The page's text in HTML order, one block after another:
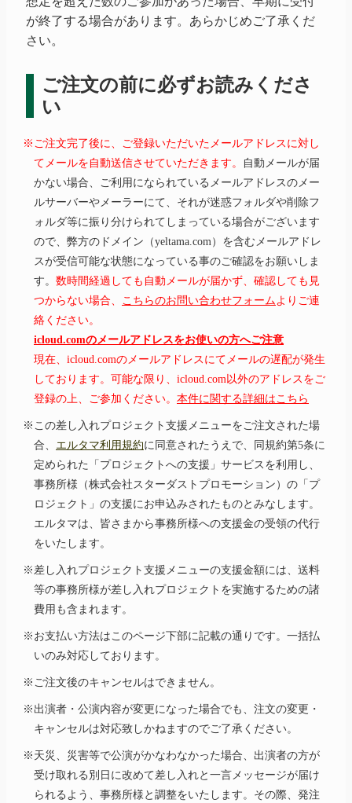
が終了する場合があります。あらかじめご了承くだ
さい。
ご注文の前に必ずお読みくださ
い
※ご注文完了後に、ご登録いただいたメールアドレスに対し
てメールを自動送信させていただきます。
自動メールが届
かない場合、ご利用になられているメールアドレスのメー
ルサーバーやメーラーにて、それが迷惑フォルダや削除フ
ォルダ等に振り分けられてしまっている場合がございます
ので、弊方のドメイン（yeltama.com）を含むメールアドレ
スが受信可能な状態になっている事のご確認をお願いしま
す。 数時間経過しても自動メールが届かず、確認しても見
つからない場合、
こちらのお問い合わせフォーム よりご連
絡ください。
icloud.comのメールアドレスをお使いの方へご注意
現在、icloud.comのメールアドレスにてメールの遅配が発生
しております。可能な限り、icloud.com以外のアドレスをご
登録の上、ご参加ください。 本件に関する詳細はこちら
※この差し入れプロジェクト支援メニューをご注文された場
合、 エルタマ利用規約に同意されたうえで、同規約第5条に
定められた「プロジェクトへの支援」サービスを利用し、
事務所様（株式会社スターダストプロモーション）の「プ
ロジェクト」の支援にお申込みされたものとみなします。
エルタマは、皆さまから事務所様への支援金の受領の代行
をいたします。
※差し入れプロジェクト支援メニューの支援金額には、送料
等の事務所様が差し入れプロジェクトを実施するための諸
費用も含まれます。
※お支払い方法はこのページ下部に記載の通りです。一括払
いのみ対応しております。
※ご注文後のキャンセルはできません。
※出演者・公演内容が変更になった場合でも、注文の変更・
キャンセルは対応致しかねますのでご了承ください。
※天災、災害等で公演がかなわなかった場合、出演者の方が
受け取れる別日に改めて差し入れと一言メッセージが届け
られるよう、事務所様と調整をいたします。その際、発注